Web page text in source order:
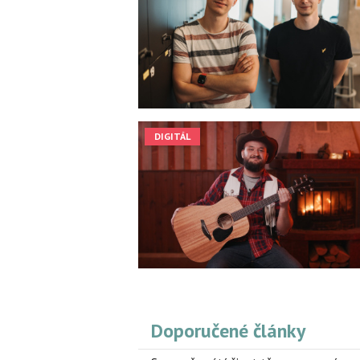
DIGITÁL
Doporučené články